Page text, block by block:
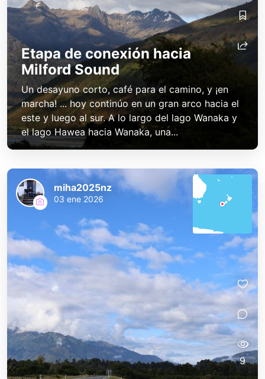
Etapa de conexión hacia
Milford Sound
Un desayuno corto, café para el camino, y ¡en
marcha! ... hoy continúo en un gran arco hacia el
este y luego al sur. A lo largo del lago Wanaka y
el lago Hawea hacia Wanaka, una...
miha2025nz
03 ene 2026
9